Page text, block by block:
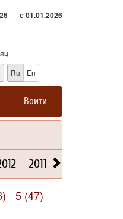
с 01.01.2026
Ru
En
Войти
2011 2010
5 (47)